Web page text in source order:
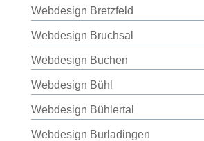
Webdesign Bretzfeld
Webdesign Bruchsal
Webdesign Buchen
Webdesign Bühl
Webdesign Bühlertal
Webdesign Burladingen